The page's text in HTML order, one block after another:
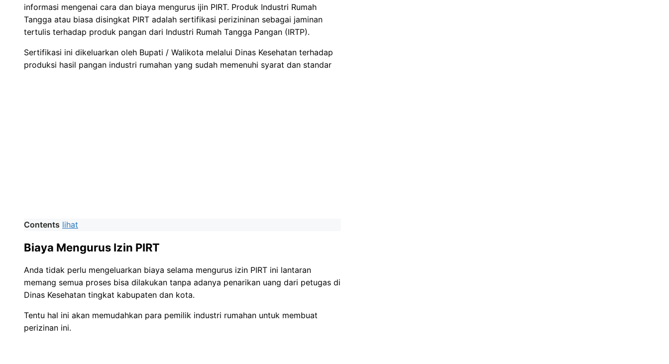
informasi mengenai cara dan biaya mengurus ijin PIRT. Produk Industri Rumah
Tangga atau biasa disingkat PIRT adalah sertifikasi perizininan sebagai jaminan
tertulis terhadap produk pangan dari Industri Rumah Tangga Pangan (IRTP).
Sertifikasi ini dikeluarkan oleh Bupati / Walikota melalui Dinas Kesehatan terhadap
produksi hasil pangan industri rumahan yang sudah memenuhi syarat dan standar
Contents lihat
Biaya Mengurus Izin PIRT
Anda tidak perlu mengeluarkan biaya selama mengurus izin PIRT ini lantaran
memang semua proses bisa dilakukan tanpa adanya penarikan uang dari petugas di
Dinas Kesehatan tingkat kabupaten dan kota.
Tentu hal ini akan memudahkan para pemilik industri rumahan untuk membuat
perizinan ini.